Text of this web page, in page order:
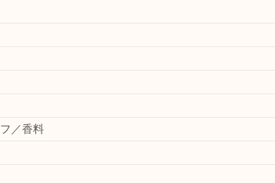
／香料